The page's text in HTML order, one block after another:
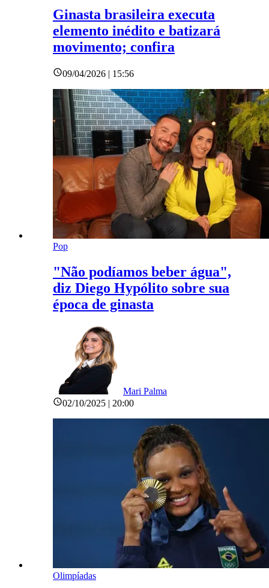
Ginasta brasileira executa
elemento inédito e batizará
movimento; confira
09/04/2026 | 15:56
Pop
"Não podíamos beber água",
diz Diego Hypólito sobre sua
época de ginasta
Mari Palma
02/10/2025 | 20:00
Olimpíadas